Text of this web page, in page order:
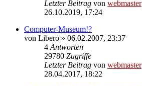
Letzter Beitrag von webmaster
26.10.2019, 17:24
Computer-Museum!?
von Libero » 06.02.2007, 23:37
4 Antworten
29780 Zugriffe
Letzter Beitrag von webmaster
28.04.2017, 18:22